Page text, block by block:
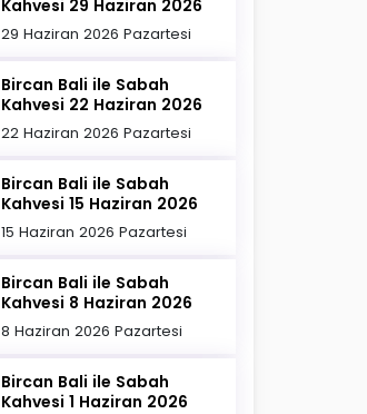
Kahvesi 29 Haziran 2026
29 Haziran 2026 Pazartesi
Bircan Bali ile Sabah
Kahvesi 22 Haziran 2026
22 Haziran 2026 Pazartesi
Bircan Bali ile Sabah
Kahvesi 15 Haziran 2026
15 Haziran 2026 Pazartesi
Bircan Bali ile Sabah
Kahvesi 8 Haziran 2026
8 Haziran 2026 Pazartesi
Bircan Bali ile Sabah
Kahvesi 1 Haziran 2026